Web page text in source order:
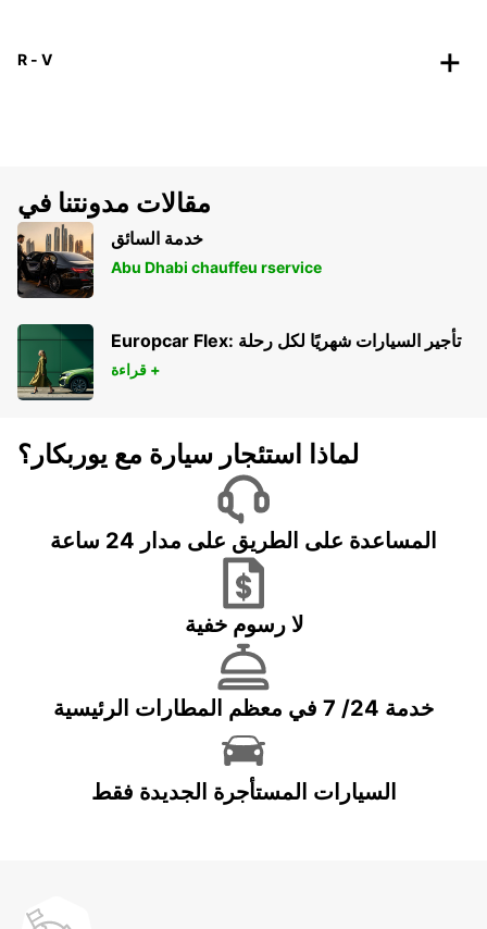
R - V
مقالات مدونتنا في
خدمة السائق
Abu Dhabi chauffeu rservice
Europcar Flex: تأجير السيارات شهريًا لكل رحلة
قراءة +
لماذا استئجار سيارة مع يوربكار؟
المساعدة على الطريق على مدار 24 ساعة
لا رسوم خفية
خدمة 24/ 7 في معظم المطارات الرئيسية
السيارات المستأجرة الجديدة فقط